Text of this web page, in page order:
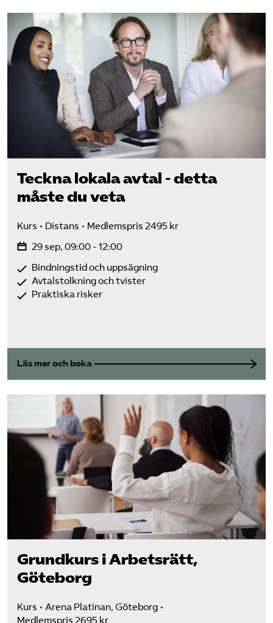
Teckna lokala avtal - detta
måste du veta
Kurs Distans
Medlemspris 2495 kr
29 sep, 09:00 - 12:00
Bindningstid och uppsägning
Avtalstolkning och tvister
Praktiska risker
Läs mer och boka
Grundkurs i Arbetsrätt,
Göteborg
Kurs
Arena Platinan, Göteborg
Medlemspris 2695 kr